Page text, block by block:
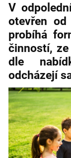
V
otevřen
probíhá
činností,
dle
odcházejí